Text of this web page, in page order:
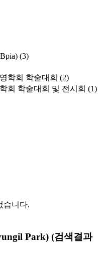
(3)
학회 학술대회 (2)
회 학술대회 및 전시회 (1)
습니다.
Park) (검색결과